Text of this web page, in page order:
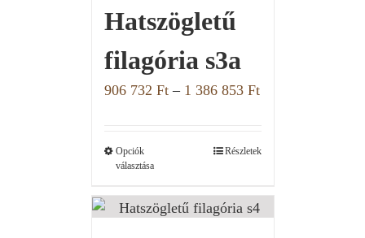
Hatszögletű
filagória s3a
906 732 Ft– 1 386 853 Ft
Opciók
választása
Részletek